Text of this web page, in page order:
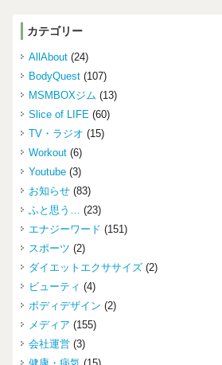
カテゴリー
AllAbout(24)
BodyQuest(107)
MSMBOXジム (13)
Slice of LIFE (60)
TV・ラジオ (15)
Workout(6)
Youtube(3)
お知らせ(83)
ふと思う…
(23)
エナジーワード (151)
スポーツ (2)
ダイエットエクササイズ(2)
ビューティ (4)
ボディデザイン (2)
メディア (155)
会社運営(3)